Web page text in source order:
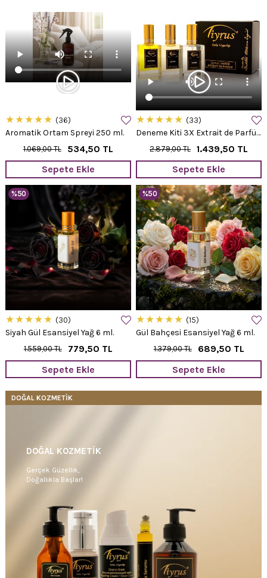
Aromatik Ortam Spreyi 250 ml.
★★★★★ 36
534,50 TL
1.069,00 TL
Sepete Ekle
Deneme Kiti 3X Extrait de Parfüm 15 ml.
★★★★★ 33
1.439,50 TL
2.879,00 TL
Sepete Ekle
Siyah Gül Esansiyel Yağ 6 ml.
★★★★★ 30
779,50 TL
1.559,00 TL
Sepete Ekle
%50
Gül Bahçesi Esansiyel Yağ 6 ml.
★★★★★ 15
689,50 TL
1.379,00 TL
Sepete Ekle
%50
DOĞAL KOZMETİK
Gerçek Güzellik,
Doğallıkla Başlar!
DOĞAL KOZMETİK